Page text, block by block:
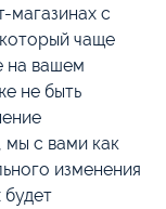
магазинах с
чаще
на вашем
не быть
мы с вами как
изменения